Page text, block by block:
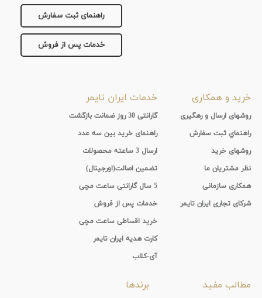
راهنمای ثبت سفارش
خدمات پس از فروش
خرید و همکاری
روشهای ارسال و رهگیری
راهنماي ثبت سفارش
روشهای خرید
نظر مشتریان ما
همکاری سازمانی
شرکای تجاری ایران تایمر
خدمات ایران تایمر
گارانتی 30 روز ضمانت بازگشت
راهنمای خرید بین سه عدد
ارسال 3 ساعته محصولات
تضمین اصالت(اورجینال)
5 سال گارانتی ساعت مچی
خدمات پس از فروش
خرید اقساطی ساعت مچی
کارت هدیه ایران تایمر
آی-کلاب
مطالب مفید برندها